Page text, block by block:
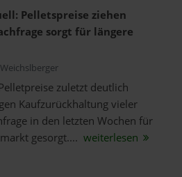
Pelletspreise ziehen
sorgt für längere
Weichslberger
zuletzt deutlich
Kaufzurückhaltung vieler
in den letzten Wochen für
gesorgt.... weiterlesen